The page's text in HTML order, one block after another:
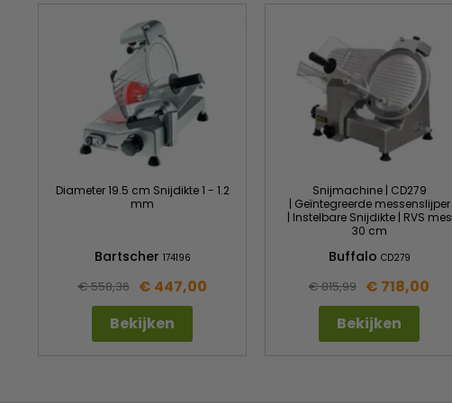
Diameter 19.5 cm Snijdikte 1 - 1.2
mm
Bartscher 174196
€ 558,36
€ 447,00
Bekijken
Snijmachine | CD279
| Geïntegreerde messenslijper
| Instelbare Snijdikte | RVS mes
30 cm
Buffalo CD279
€ 815,99 € 718,00
Bekijken